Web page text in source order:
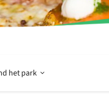
het park Open